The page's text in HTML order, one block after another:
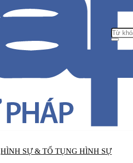
HÌNH SỰ & TỐ TỤNG HÌNH SỰ